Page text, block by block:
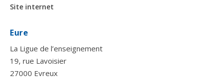
Site internet
Eure
La Ligue de l’enseignement
19, rue Lavoisier
27000 Evreux